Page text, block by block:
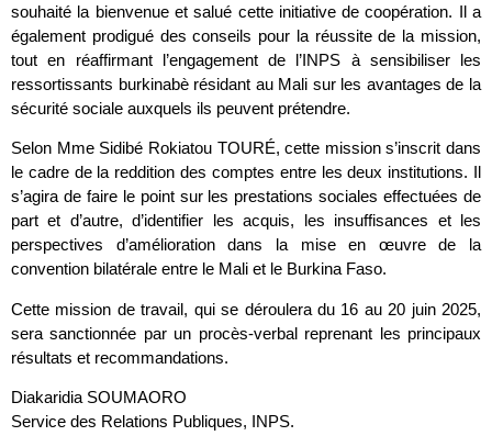
souhaité la bienvenue et salué cette initiative de coopération. Il a
également prodigué des conseils pour la réussite de la mission,
tout en réaffirmant l’engagement de l’INPS à sensibiliser les
ressortissants burkinabè résidant au Mali sur les avantages de la
sécurité sociale auxquels ils peuvent prétendre.
Selon Mme Sidibé Rokiatou TOURÉ, cette mission s’inscrit dans
le cadre de la reddition des comptes entre les deux institutions. Il
s’agira de faire le point sur les prestations sociales effectuées de
part et d’autre, d’identifier les acquis, les insuffisances et les
perspectives d’amélioration dans la mise en œuvre de la
convention bilatérale entre le Mali et le Burkina Faso.
Cette mission de travail, qui se déroulera du 16 au 20 juin 2025,
sera sanctionnée par un procès-verbal reprenant les principaux
résultats et recommandations.
Diakaridia SOUMAORO
Service des Relations Publiques, INPS.